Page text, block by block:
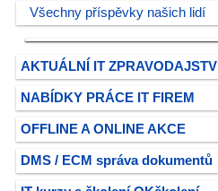
Všechny příspěvky našich lidí
AKTUÁLNÍ IT ZPRAVODAJSTVÍ
NABÍDKY PRÁCE IT FIREM
OFFLINE A ONLINE AKCE
DMS / ECM správa dokumentů